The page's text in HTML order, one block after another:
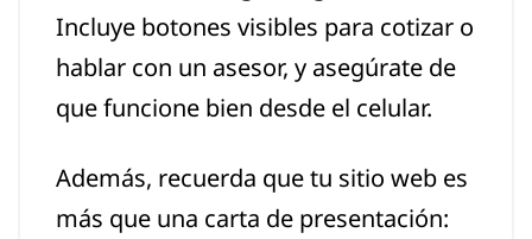
Incluye botones visibles para cotizar o
hablar con un asesor, y asegúrate de
que funcione bien desde el celular.
Además, recuerda que tu sitio web es
más que una carta de presentación: